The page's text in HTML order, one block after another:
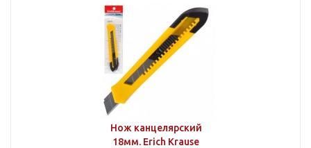
Нож канцелярский
18мм. Erich Krause